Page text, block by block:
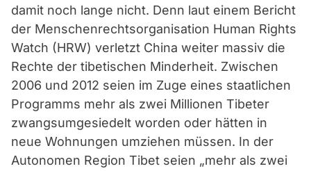
damit noch lange nicht. Denn laut einem Bericht
der Menschenrechtsorganisation Human Rights
Watch (HRW) verletzt China weiter massiv die
Rechte der tibetischen Minderheit. Zwischen
2006 und 2012 seien im Zuge eines staatlichen
Programms mehr als zwei Millionen Tibeter
zwangsumgesiedelt worden oder hätten in
neue Wohnungen umziehen müssen. In der
Autonomen Region Tibet seien „mehr als zwei